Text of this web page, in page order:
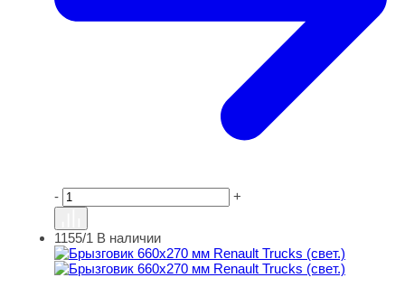
- +
Брызговик 660х270 мм Renault Trucks (свет.)
1155/1 В наличии